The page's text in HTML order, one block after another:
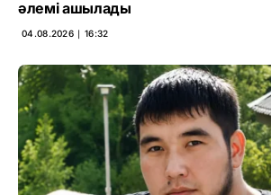
әлемі ашылады
04.08.2026 ∣ 16:32